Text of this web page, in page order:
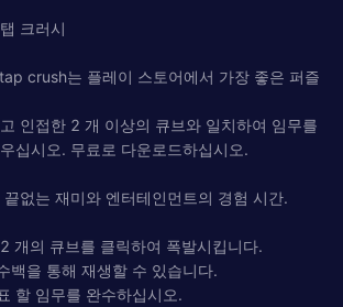
크러시
crush는 플레이 스토어에서 가장 좋은 퍼즐
인접한 2 개 이상의 큐브와 일치하여 임무를
십시오. 무료로 다운로드하십시오.
없는 재미와 엔터테인먼트의 경험 시간.
개의 큐브를 클릭하여 폭발시킵니다.
백을 통해 재생할 수 있습니다.
할 임무를 완수하십시오.